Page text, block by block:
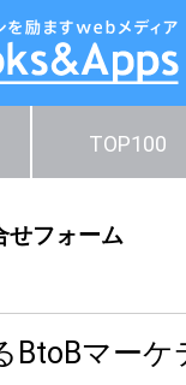
TOP100
せフォーム
BtoBマーケ